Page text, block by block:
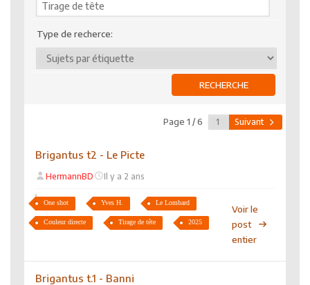
Type de recherce:
Page 1 / 6 Suivant
Brigantus t2 - Le Picte
HermannBD Il y a 2 ans
One shot Yves H. Le Lombard
Couleur directe Tirage de tête 2025
Voir le
post
entier
Brigantus t.1 - Banni